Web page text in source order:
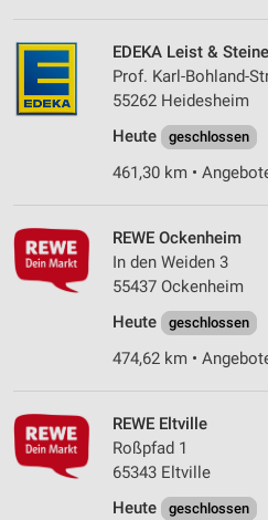
EDEKA Leist &
Prof. Karl-Bohland-
55262 Heidesheim
Heute
geschlossen
461,30 km •
REWE Ockenheim
In den Weiden 3
55437 Ockenheim
Heute
geschlossen
474,62 km •
REWE Eltville
Roßpfad 1
65343 Eltville
Heute
geschlossen